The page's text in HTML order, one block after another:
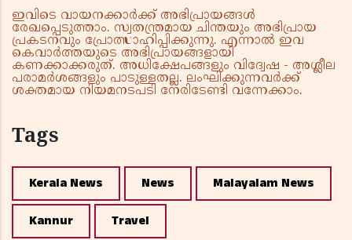
ഇവിടെ വായനക്കാർക്ക് അഭിപ്രായങ്ങൾ
രേഖപ്പെടുത്താം. സ്വതന്ത്രമായ ചിന്തയും അഭിപ്രായ
പ്രകടനവും പ്രോത്സാഹിപ്പിക്കുന്നു. എന്നാൽ ഇവ
കെവാർത്തയുടെ അഭിപ്രായങ്ങളായി
കണക്കാക്കരുത്. അധിക്ഷേപങ്ങളും വിദ്വേഷ - അശ്ലീല
പരാമർശങ്ങളും പാടുള്ളതല്ല. ലംഘിക്കുന്നവർക്ക്
ശക്തമായ നിയമനടപടി നേരിടേണ്ടി വന്നേക്കാം.
Tags
Kerala News News Malayalam News
Kannur Travel